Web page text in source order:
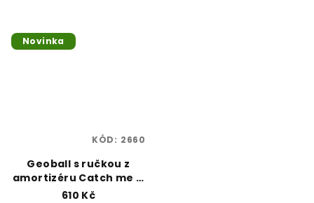
Novinka
Geoball s ručkou z
amortizéru Catch me If
you can
610 Kč
KÓD: 2660